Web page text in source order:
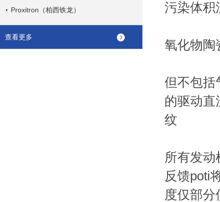
Proxitron（柏西铁龙）
查看更多
污染体积
氧化物陶
但不包括
的驱动直
纹
所有发动
反馈poti
度仅部